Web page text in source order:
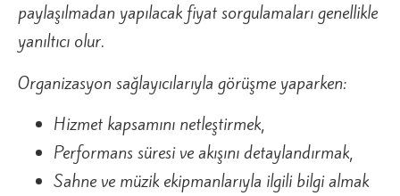
paylaşılmadan yapılacak fiyat sorgulamaları genellikle
yanıltıcı olur.
Organizasyon sağlayıcılarıyla görüşme yaparken:
Hizmet kapsamını netleştirmek,
Performans süresi ve akışını detaylandırmak,
Sahne ve müzik ekipmanlarıyla ilgili bilgi almak